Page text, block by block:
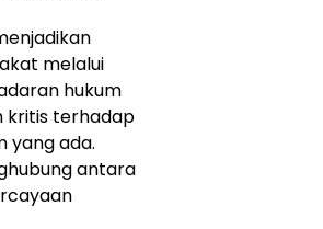
melalui
hukum
kritis terhadap
yang ada.
antara